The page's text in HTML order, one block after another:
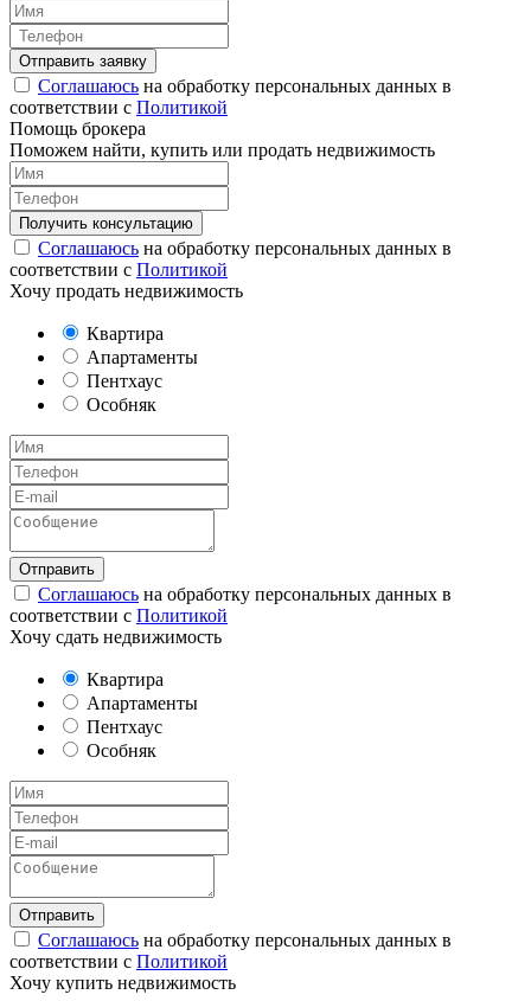
Соглашаюсь на обработку персональных данных в
соответствии с Политикой
Помощь брокера
Поможем найти, купить или продать недвижимость
Соглашаюсь на обработку персональных данных в
соответствии с Политикой
Хочу продать недвижимость
Квартира
Апартаменты
Пентхаус
Особняк
Соглашаюсь на обработку персональных данных в
соответствии с Политикой
Хочу сдать недвижимость
Квартира
Апартаменты
Пентхаус
Особняк
Соглашаюсь на обработку персональных данных в
соответствии с Политикой
Хочу купить недвижимость